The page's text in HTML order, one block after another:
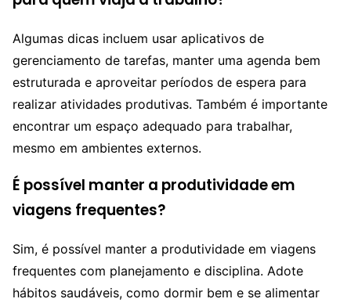
Algumas dicas incluem usar aplicativos de
gerenciamento de tarefas, manter uma agenda bem
estruturada e aproveitar períodos de espera para
realizar atividades produtivas. Também é importante
encontrar um espaço adequado para trabalhar,
mesmo em ambientes externos.
É possível manter a produtividade em
viagens frequentes?
Sim, é possível manter a produtividade em viagens
frequentes com planejamento e disciplina. Adote
hábitos saudáveis, como dormir bem e se alimentar